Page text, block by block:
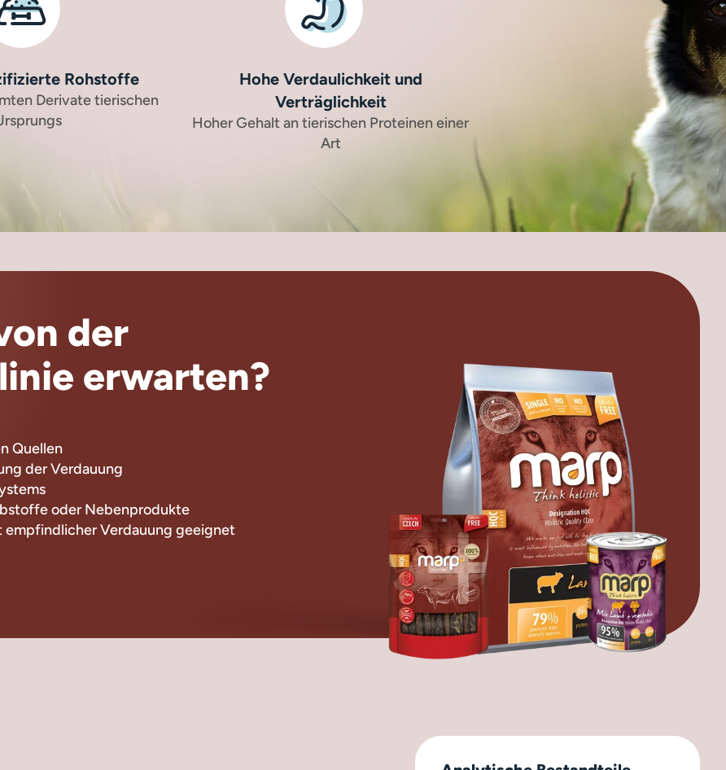
Rohstoffe
Derivate tierischen
Hohe Verdaulichkeit und
Verträglichkeit
Hoher Gehalt an tierischen Proteinen einer
Art
der
erwarten?
Quellen
der Verdauung
oder Nebenprodukte
empfindlicher Verdauung geeignet